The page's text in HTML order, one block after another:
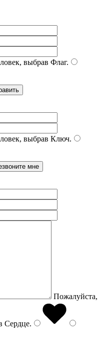
выбрав Флаг.
выбрав Ключ.
Пожалуйста,
Сердце.